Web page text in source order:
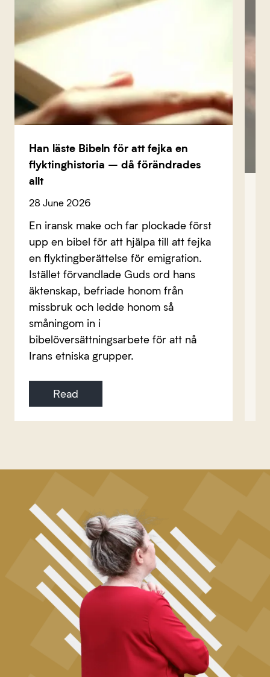
Han läste Bibeln för att fejka en
flyktinghistoria – då förändrades
allt
28 June 2026
En iransk make och far plockade först
upp en bibel för att hjälpa till att fejka
en flyktingberättelse för emigration.
Istället förvandlade Guds ord hans
äktenskap, befriade honom från
missbruk och ledde honom så
småningom in i
bibelöversättningsarbete för att nå
Irans etniska grupper.
Read